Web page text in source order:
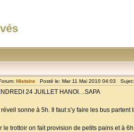
Histoire Posté le: Mar 11 Mai 2010 04:03
24 JUILLET HANOI…SAPA
réveil sonne à 5h. Il faut s’y faire les bus partent
le trottoir on fait provision de petits pains et à